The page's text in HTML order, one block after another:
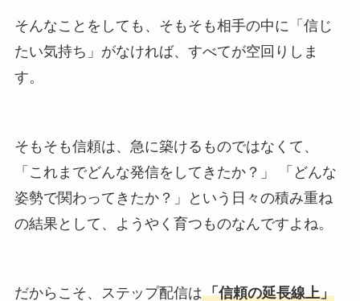
そんなことをしても、そもそも相手の中に「信じ
たい気持ち」がなければ、すべてが空回りしま
す。
そもそも信頼は、急に築けるものではなくて、
「これまでどんな発信をしてきたか？」 「どんな
姿勢で関わってきたか？」という日々の積み重ね
の結果として、ようやく育つものなんですよね。
だからこそ、ステップ配信は「信頼の延長線上」